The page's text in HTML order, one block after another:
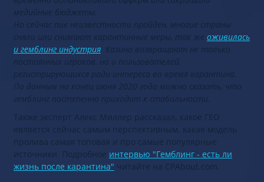
медийные бюджеты.
Но сейчас пик неизвестности пройден, многие страны
сняли или снимают карантинные меры, так же оживилась
и гемблинг индустрия . Казино возвращают не только
постоянных игроков, но и пользователей,
регистрирующихся ради интереса во время карантина.
По данным на конец июня 2020 года можно сказать, что
гемблинг постепенно приходит к стабильности.
Также эксперт Алекс Миллер рассказал, какое ГЕО
является сейчас самым перспективным, какая модель
пролива самая топовая и про самые популярные
источники. Подробное интервью "Гемблинг - есть ли
жизнь после карантина" читайте на CPAbout.com.